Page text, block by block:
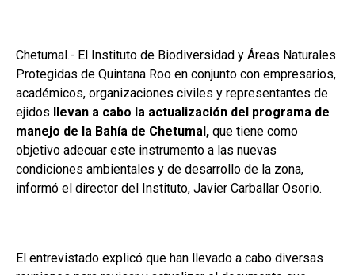
Chetumal.- El Instituto de Biodiversidad y Áreas Naturales
Protegidas de Quintana Roo en conjunto con empresarios,
académicos, organizaciones civiles y representantes de
ejidos
llevan a cabo la actualización del programa de
manejo de la Bahía de Chetumal, que tiene como
objetivo adecuar este instrumento a las nuevas
condiciones ambientales y de desarrollo de la zona,
informó el director del Instituto, Javier Carballar Osorio.
El entrevistado explicó que han llevado a cabo diversas